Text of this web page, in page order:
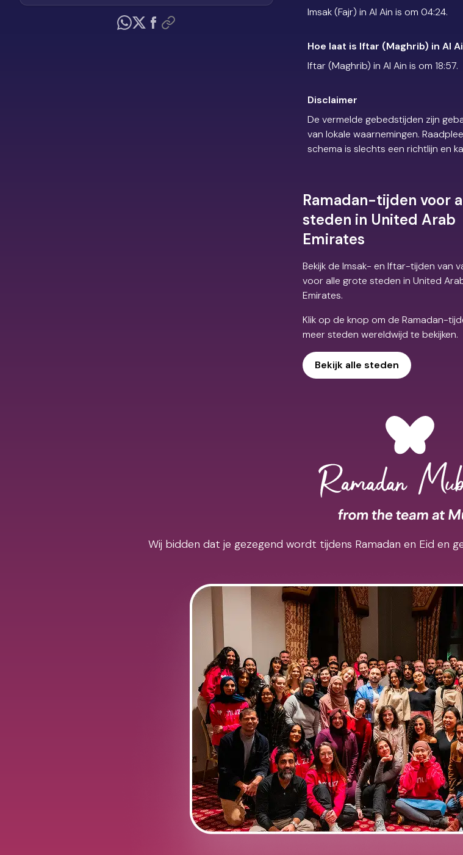
Imsak (Fajr) in Al Ain is om 04:24.
Hoe laat is Iftar (Maghrib) in Al
Iftar (Maghrib) in Al Ain is om 18:57.
Disclaimer
De vermelde gebedstijden zijn
van lokale waarnemingen.
schema is slechts een richtlijn en
Ramadan-tijden voor
steden in United Arab
Emirates
Bekijk de Imsak- en Iftar-tijden van
voor alle grote steden in United
Emirates.
Klik op de knop om de Ramadan-
meer steden wereldwijd te bekijken.
Bekijk alle steden
Wij bidden dat je gezegend wordt tijdens Ramadan en Eid en